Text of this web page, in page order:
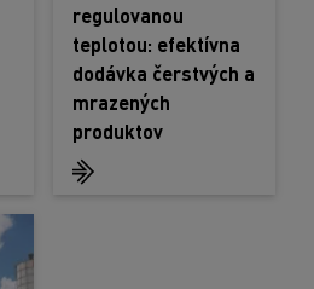
regulovanou
teplotou: efektívna
dodávka čerstvých a
mrazených
produktov